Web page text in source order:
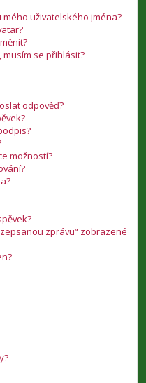
uživatelského jména?
musím se přihlásit?
odpověď?
možností?
zprávu“ zobrazené